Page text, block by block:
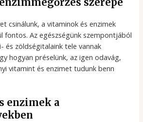
csinálunk, a vitaminok és enzimek
fontos. Az egészségünk szempontjából
és zöldségitalaink tele vannak
hogyan préselünk, az igen odavág,
vitamint és enzimet tudunk benn
enzimek a